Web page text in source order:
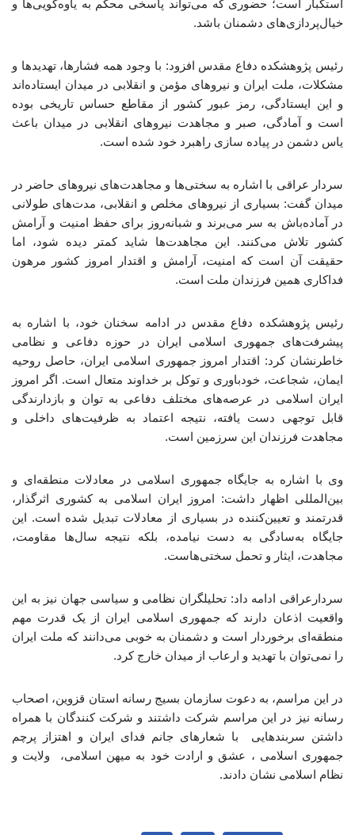
استکبار است؛ حضوری که می‌تواند پاسخی محکم به یاوه‌گویی‌ها و
خیال‌پردازی‌های دشمنان باشد.
رئیس پژوهشکده دفاع مقدس افزود: با وجود همه فشارها، تهدیدها و
مشکلات، ملت ایران و نیروهای مؤمن و انقلابی در میدان ایستاده‌اند
و این ایستادگی، رمز عبور کشور از مقاطع حساس تاریخی بوده
است و آمادگی، صبر و مجاهدت نیروهای انقلابی در میدان باعث
یاس دشمن در پیاده سازی راهبرد خود شده است.
سردار عراقی با اشاره به سختی‌ها و مجاهدت‌های نیروهای حاضر در
میدان گفت: بسیاری از نیروهای مخلص و انقلابی، مدت‌های طولانی
در آماده‌باش به سر می‌برند و شبانه‌روز برای حفظ امنیت و آرامش
کشور تلاش می‌کنند. این مجاهدت‌ها شاید کمتر دیده شود، اما
حقیقت آن است که امنیت، آرامش و اقتدار امروز کشور مرهون
فداکاری همین فرزندان ملت است.
رئیس پژوهشکده دفاع مقدس در ادامه سخنان خود، با اشاره به
پیشرفت‌های جمهوری اسلامی ایران در حوزه دفاعی و نظامی
خاطرنشان کرد: اقتدار امروز جمهوری اسلامی ایران، حاصل روحیه
ایمان، شجاعت، خودباوری و توکل بر خداوند متعال است. اگر امروز
ایران اسلامی در عرصه‌های مختلف دفاعی به توان و بازدارندگی
قابل توجهی دست یافته، نتیجه اعتماد به ظرفیت‌های داخلی و
مجاهدت فرزندان این سرزمین است.
وی با اشاره به جایگاه جمهوری اسلامی در معادلات منطقه‌ای و
بین‌المللی اظهار داشت: امروز ایران اسلامی به کشوری اثرگذار،
قدرتمند و تعیین‌کننده در بسیاری از معادلات تبدیل شده است. این
جایگاه به‌سادگی به دست نیامده، بلکه نتیجه سال‌ها مقاومت،
مجاهدت، ایثار و تحمل سختی‌هاست.
سردارعراقی ادامه داد: تحلیلگران نظامی و سیاسی جهان نیز به این
واقعیت اذعان دارند که جمهوری اسلامی ایران از یک قدرت مهم
منطقه‌ای برخوردار است و دشمنان به خوبی می‌دانند که ملت ایران
را نمی‌توان با تهدید و ارعاب از میدان خارج کرد.
در این مراسم، به دعوت سازمان بسیج رسانه استان قزوین، اصحاب
رسانه نیز در این مراسم شرکت داشتند و شرکت کنندگان با همراه
داشتن سربندهایی با شعارهای جانم فدای ایران و اهتزاز پرچم
جمهوری اسلامی ، عشق و ارادت خود به میهن اسلامی، ولایت و
نظام اسلامی نشان دادند.